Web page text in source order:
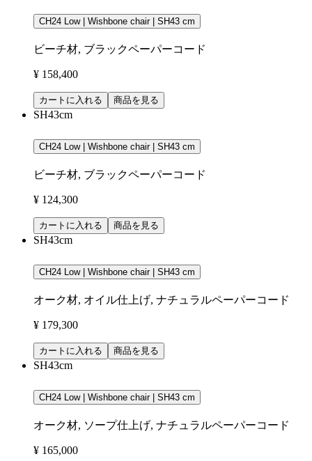
CH24 Low | Wishbone chair | SH43 cm
ビーチ材, ブラックペーパーコード
¥ 158,400
カートに入れる 商品を見る
SH43cm
CH24 Low | Wishbone chair | SH43 cm
ビーチ材, ブラックペーパーコード
¥ 124,300
カートに入れる 商品を見る
SH43cm
CH24 Low | Wishbone chair | SH43 cm
オーク材, オイル仕上げ, ナチュラルペーパーコード
¥ 179,300
カートに入れる 商品を見る
SH43cm
CH24 Low | Wishbone chair | SH43 cm
オーク材, ソープ仕上げ, ナチュラルペーパーコード
¥ 165,000